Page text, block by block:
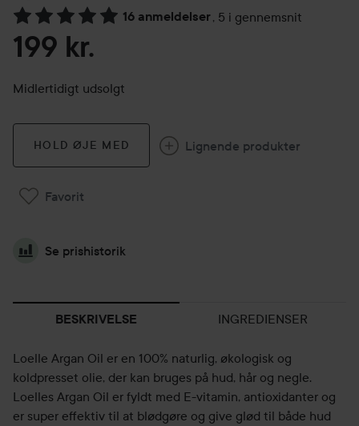
16 anmeldelser, 5 i gennemsnit
Gå til Anmeldelser & kommentarer
199 kr.
Midlertidigt udsolgt
HOLD ØJE MED Lignende produkter
Favorit
Se prishistorik
BESKRIVELSE INGREDIENSER
Loelle Argan Oil er en 100% naturlig, økologisk og
koldpresset olie, der kan bruges på hud, hår og negle.
Loelles Argan Oil er fyldt med E-vitamin, antioxidanter og
er super effektiv til at blødgøre og give glød til både hud